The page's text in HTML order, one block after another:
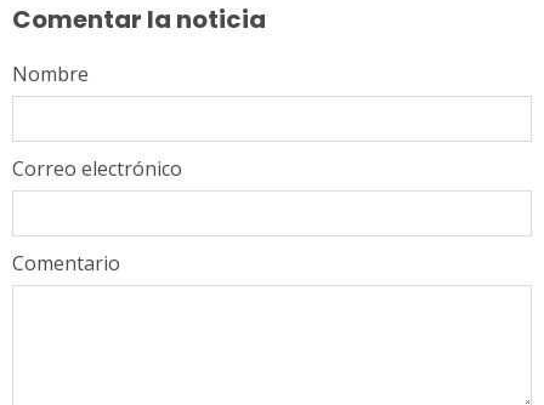
Comentar la noticia
Comentario
Nombre
Correo electrónico